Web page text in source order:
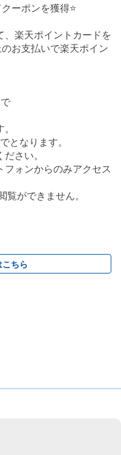
ーポンを獲得⭐
、楽天ポイントカードを
お支払いで楽天ポイン
となります。
さい。
ォンからのみアクセス
ができません。
こちら